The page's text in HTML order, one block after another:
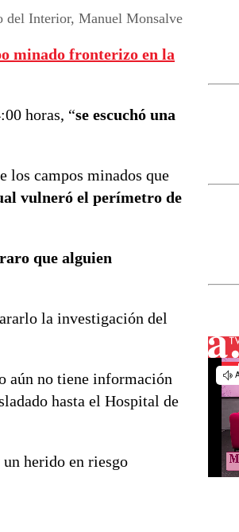
del Interior, Manuel Monsalve
minado fronterizo en la
horas, “se escuchó una
los campos minados que
vulneró el perímetro de
que alguien
la investigación del
aún no tiene información
hasta el Hospital de
herido en riesgo